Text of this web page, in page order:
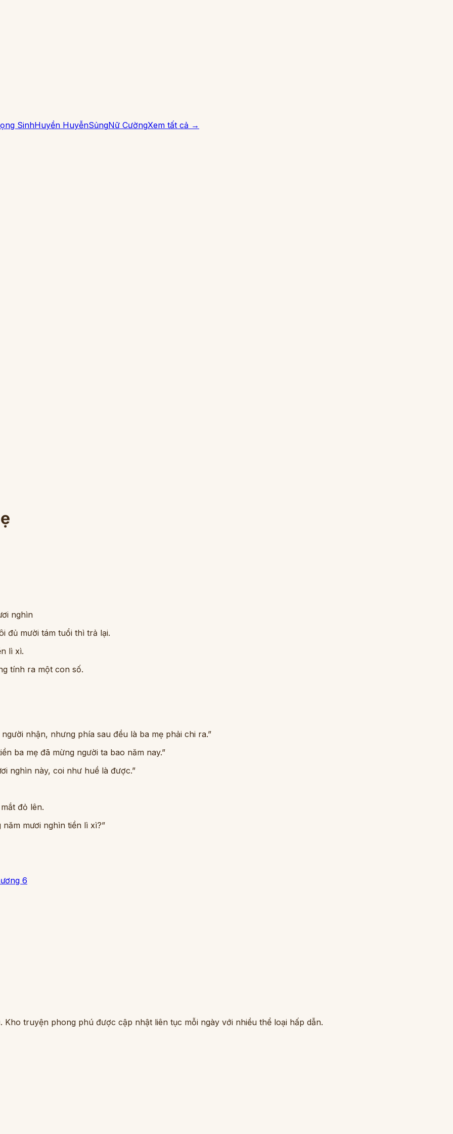
SinhHuyền HuyễnSủngNữ CườngXem tất cả →
nghìn
đủ mười tám tuổi thì trả lại.
lì xì.
tính ra một con số.
nhận, nhưng phía sau đều là ba mẹ phải chi ra.”
ba mẹ đã mừng người ta bao năm nay.”
nghìn này, coi như huề là được.”
đỏ lên.
mươi nghìn tiền lì xì?”
6
truyện phong phú được cập nhật liên tục mỗi ngày với nhiều thể loại hấp dẫn.